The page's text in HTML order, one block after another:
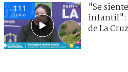
111
visitas
"Se
infantil":
de La